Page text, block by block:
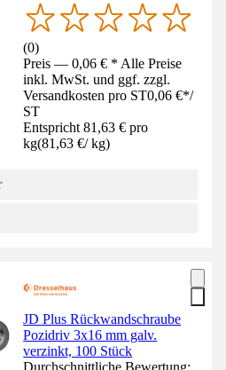
(0)
Preis — 0,06 € * Alle Preise
inkl. MwSt. und ggf. zzgl.
Versandkosten pro ST0,06 €*/
ST
Entspricht 81,63 € pro
kg(81,63 €/ kg)
JD Plus Rückwandschraube
Pozidriv 3x16 mm galv.
verzinkt, 100 Stück
Durchschnittliche Bewertung: